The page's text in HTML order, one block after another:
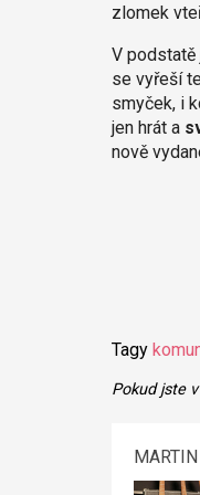
zlomek
V podstatě
se vyřeší
smyček, i
jen hrát a
nově
Tagy
Pokud jste